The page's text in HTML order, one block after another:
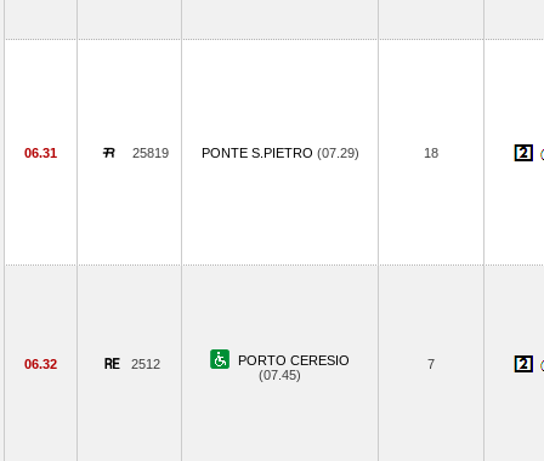
06.31 25819 PONTE S.PIETRO (07.29) 18
06.32 2512
PORTO CERESIO
(07.45)
7